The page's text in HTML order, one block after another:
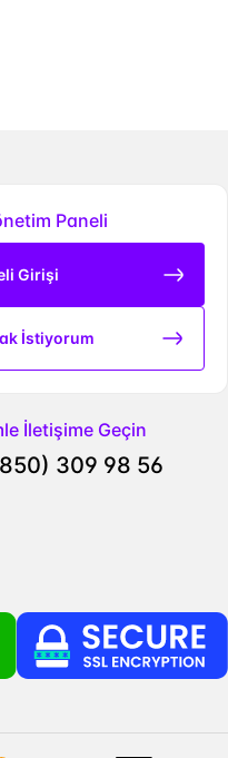
Paneli
Girişi
İstiyorum
İletişime Geçin
309 98 56